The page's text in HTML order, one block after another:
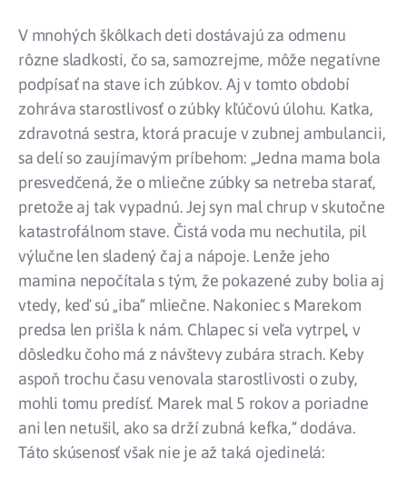
V mnohých škôlkach deti dostávajú za odmenu
rôzne sladkosti, čo sa, samozrejme, môže negatívne
podpísať na stave ich zúbkov. Aj v tomto období
zohráva starostlivosť o zúbky kľúčovú úlohu. Katka,
zdravotná sestra, ktorá pracuje v zubnej ambulancii,
sa delí so zaujímavým príbehom: „Jedna mama bola
presvedčená, že o mliečne zúbky sa netreba starať,
pretože aj tak vypadnú. Jej syn mal chrup v skutočne
katastrofálnom stave. Čistá voda mu nechutila, pil
výlučne len sladený čaj a nápoje. Lenže jeho
mamina nepočítala s tým, že pokazené zuby bolia aj
vtedy, keď sú „iba“ mliečne. Nakoniec s Marekom
predsa len prišla k nám. Chlapec si veľa vytrpel, v
dôsledku čoho má z návštevy zubára strach. Keby
aspoň trochu času venovala starostlivosti o zuby,
mohli tomu predísť. Marek mal 5 rokov a poriadne
ani len netušil, ako sa drží zubná kefka,“ dodáva.
Táto skúsenosť však nie je až taká ojedinelá: